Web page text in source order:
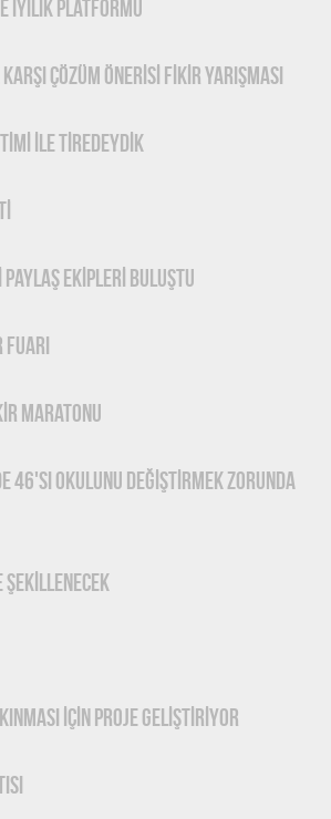
İYİLİK PLATFORMU
ÇÖZÜM ÖNERİSİ FİKİR YARIŞMASI
İLE TİREDEYDİK
EKİPLERİ BULUŞTU
MARATONU
46'SI OKULUNU DEĞİŞTİRMEK ZORUNDA
ŞEKİLLENECEK
İÇİN PROJE GELİŞTİRİYOR